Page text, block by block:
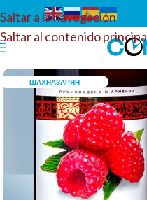
Saltar a la navegación
Saltar al contenido
ШАХНАЗАРЯН